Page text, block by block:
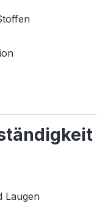
Laugen